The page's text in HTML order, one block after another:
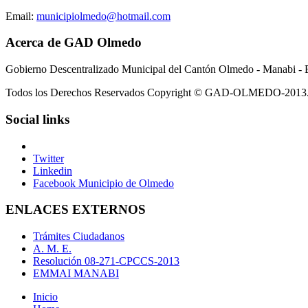
Email: municipiolmedo@hotmail.com
Acerca de GAD Olmedo
Gobierno Descentralizado Municipal del Cantón Olmedo - Manabi -
Todos los Derechos Reservados Copyright © GAD-OLMEDO-2013.
Social links
Twitter
Linkedin
Facebook Municipio de Olmedo
ENLACES EXTERNOS
Trámites Ciudadanos
A. M. E.
Resolución 08-271-CPCCS-2013
EMMAI MANABI
Inicio